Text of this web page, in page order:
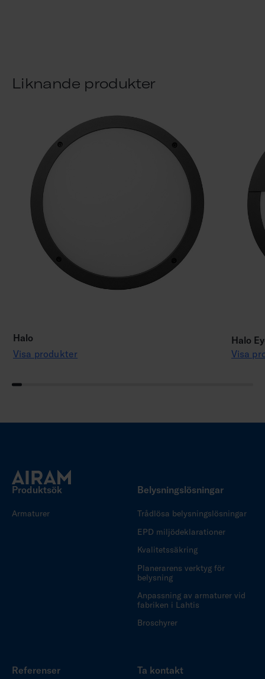
Liknande produkter
Halo
Visa produkter
Halo
Visa
Produktsök
Armaturer
Belysningslösningar
Trådlösa belysningslösningar
EPD miljödeklarationer
Kvalitetssäkring
Planerarens verktyg för
belysning
Anpassning av armaturer vid
fabriken i Lahtis
Broschyrer
Referenser Ta kontakt